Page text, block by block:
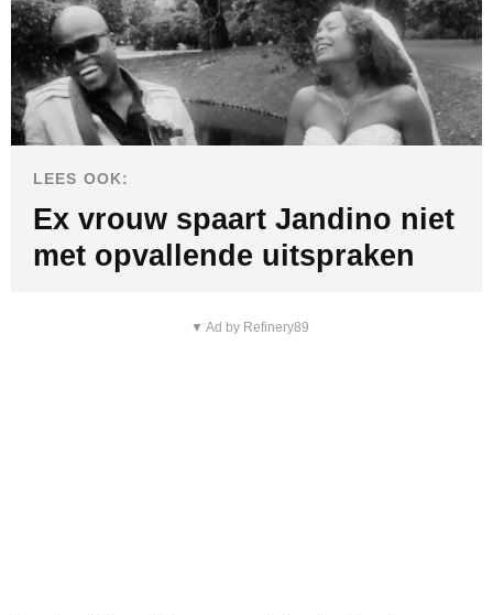
LEES OOK:
Ex vrouw spaart Jandino niet
met opvallende uitspraken
▼ Ad by Refinery89